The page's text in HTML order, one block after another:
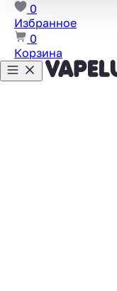
0
Избранное
0
Корзина